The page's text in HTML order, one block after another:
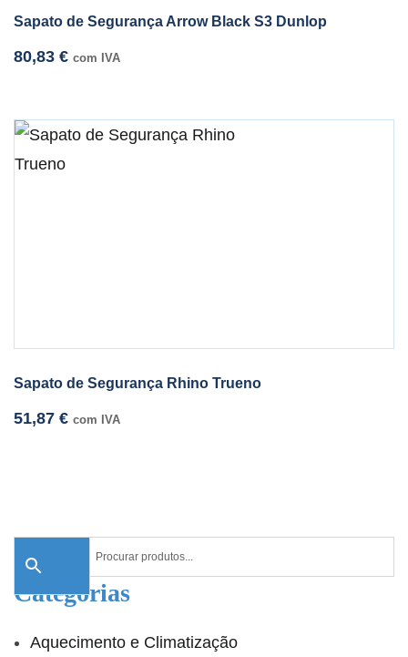
Sapato de Segurança Arrow Black S3 Dunlop
80,83 € com IVA
Sapato de Segurança Rhino Trueno
51,87 € com IVA
Categorias
Aquecimento e Climatização